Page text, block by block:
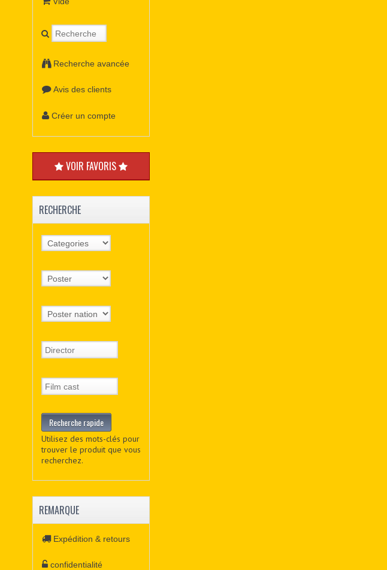
Recherche avancée
Avis des clients
Créer un compte
VOIR FAVORIS
RECHERCHE
Utilisez des mots-clés pour
trouver le produit que vous
recherchez.
REMARQUE
Expédition & retours
confidentialité